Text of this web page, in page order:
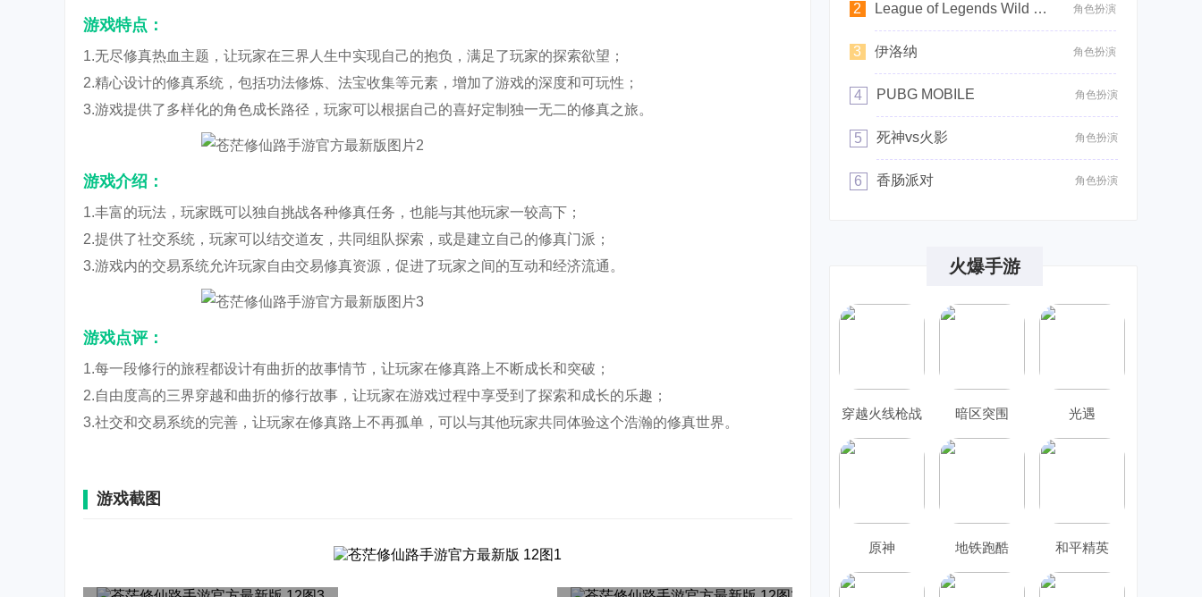
游戏特点：
1.无尽修真热血主题，让玩家在三界人生中实现自己的抱负，满足了玩家的探索欲望；
2.精心设计的修真系统，包括功法修炼、法宝收集等元素，增加了游戏的深度和可玩性；
3.游戏提供了多样化的角色成长路径，玩家可以根据自己的喜好定制独一无二的修真之旅。
游戏介绍：
1.丰富的玩法，玩家既可以独自挑战各种修真任务，也能与其他玩家一较高下；
2.提供了社交系统，玩家可以结交道友，共同组队探索，或是建立自己的修真门派；
3.游戏内的交易系统允许玩家自由交易修真资源，促进了玩家之间的互动和经济流通。
游戏点评：
1.每一段修行的旅程都设计有曲折的故事情节，让玩家在修真路上不断成长和突破；
2.自由度高的三界穿越和曲折的修行故事，让玩家在游戏过程中享受到了探索和成长的乐趣；
3.社交和交易系统的完善，让玩家在修真路上不再孤单，可以与其他玩家共同体验这个浩瀚的修真世界。
游戏截图
2 League of Legends Wild Rift 角色扮演
3 伊洛纳 角色扮演
4 PUBG MOBILE 角色扮演
5 死神vs火影 角色扮演
6 香肠派对 角色扮演
火爆手游
穿越火线枪战 暗区突围 光遇
原神 地铁跑酷 和平精英